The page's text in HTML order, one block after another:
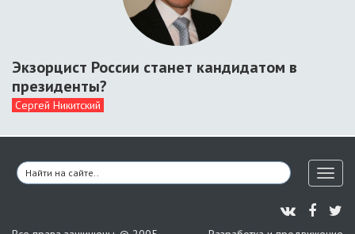
Экзорцист России станет кандидатом в
президенты?
Сергей Никитский